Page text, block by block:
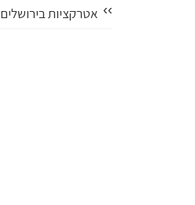
›› אטרקציות בירושלים